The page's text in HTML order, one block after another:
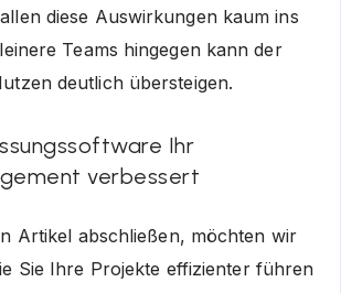
diese Auswirkungen kaum ins
Teams hingegen kann der
deutlich übersteigen.
Ihr
verbessert
Artikel abschließen, möchten wir
Sie Ihre Projekte effizienter führen